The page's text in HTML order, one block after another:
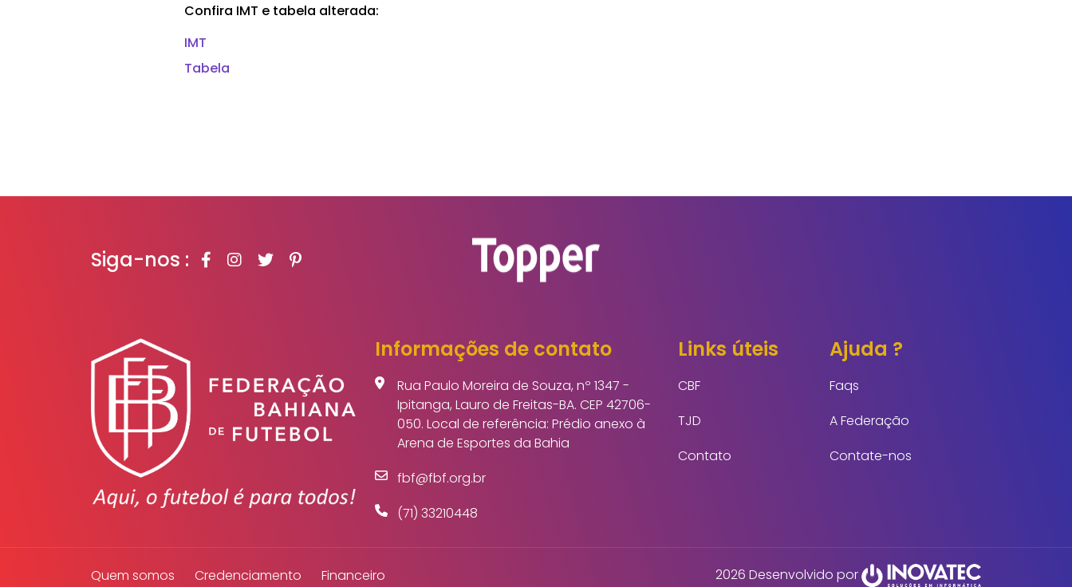
Confira IMT e tabela alterada:
IMT
Tabela
Siga-nos :
Informações de contato
Rua Paulo Moreira de Souza, nº 1347 -
Ipitanga, Lauro de Freitas-BA. CEP 42706-
050. Local de referência: Prédio anexo à
Arena de Esportes da Bahia
fbf@fbf.org.br
(71) 33210448
Links úteis
CBF
TJD
Contato
Ajuda ?
Faqs
A Federação
Contate-nos
Quem somos Credenciamento Financeiro 2026 Desenvolvido por